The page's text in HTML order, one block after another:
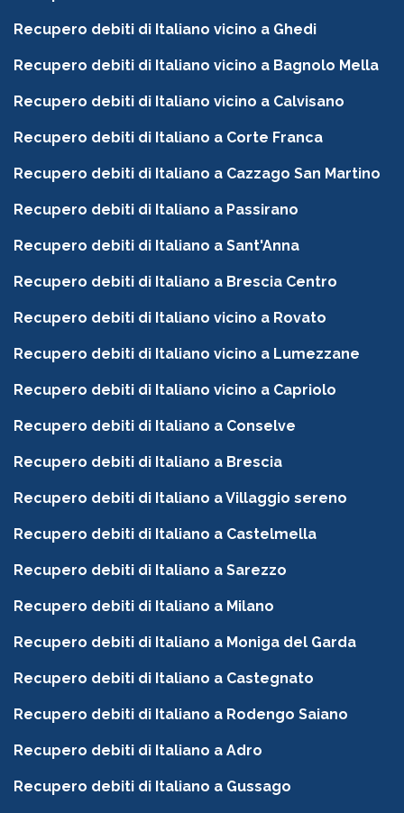
Recupero debiti di Italiano vicino a Ghedi
Recupero debiti di Italiano vicino a Bagnolo Mella
Recupero debiti di Italiano vicino a Calvisano
Recupero debiti di Italiano a Corte Franca
Recupero debiti di Italiano a Cazzago San Martino
Recupero debiti di Italiano a Passirano
Recupero debiti di Italiano a Sant'Anna
Recupero debiti di Italiano a Brescia Centro
Recupero debiti di Italiano vicino a Rovato
Recupero debiti di Italiano vicino a Lumezzane
Recupero debiti di Italiano vicino a Capriolo
Recupero debiti di Italiano a Conselve
Recupero debiti di Italiano a Brescia
Recupero debiti di Italiano a Villaggio sereno
Recupero debiti di Italiano a Castelmella
Recupero debiti di Italiano a Sarezzo
Recupero debiti di Italiano a Milano
Recupero debiti di Italiano a Moniga del Garda
Recupero debiti di Italiano a Castegnato
Recupero debiti di Italiano a Rodengo Saiano
Recupero debiti di Italiano a Adro
Recupero debiti di Italiano a Gussago